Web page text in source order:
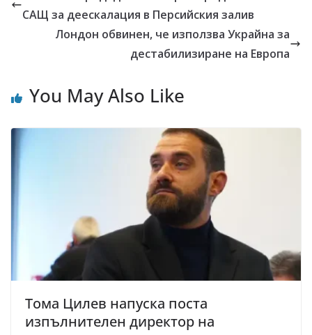
САЩ за деескалация в Персийския залив
Лондон обвинен, че използва Украйна за
дестабилизиране на Европа
You May Also Like
Тома Цилев напуска поста
изпълнителен директор на